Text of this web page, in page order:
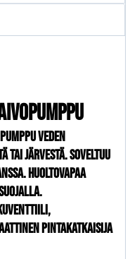
veden
tai järvestä. Soveltuu
Huoltovapaa
pintakatkaisija